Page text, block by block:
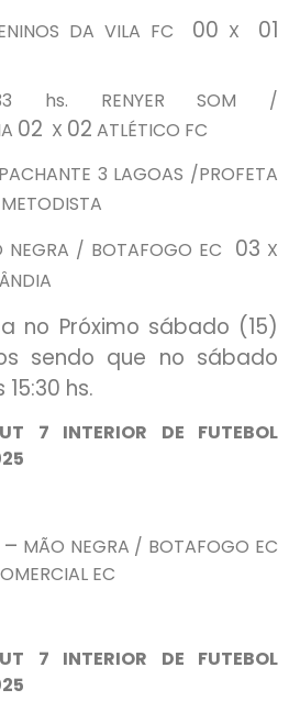
DA VILA FC 00 X 01
RENYER SOM /
02 X 02 ATLÉTICO FC
3 LAGOAS /PROFETA
/ BOTAFOGO EC 03 X
no Próximo sábado (15)
sendo que no sábado
hs.
7 INTERIOR DE FUTEBOL
MÃO NEGRA / BOTAFOGO EC
EC
7 INTERIOR DE FUTEBOL